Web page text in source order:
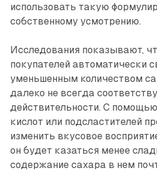
использовать такую
собственному усмотрению.
Исследования показывают,
покупателей автоматически
уменьшенным количеством
далеко не всегда
действительности. С
кислот или подсластителей
изменить вкусовое
он будет казаться менее
содержание сахара в нем